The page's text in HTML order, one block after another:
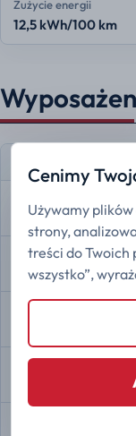
Zużycie energii
12,5 kWh/100 km
Dostępne
Poduszka powietrzna
Dostępne
Monitorowanie
Przypomnienie o
Cenimy
Używamy
strony,
treści do Twoich
wszystko”,